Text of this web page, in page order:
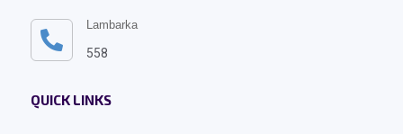

Lambarka
558
QUICK LINKS